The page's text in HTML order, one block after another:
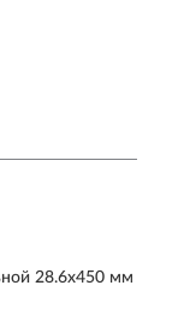
28.6x450 мм